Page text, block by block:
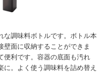
な調味料ボトルです。ボトル本
壁面に収納することができま
便利です。容器の底面も汚れ
。よく使う調味料を詰め替え